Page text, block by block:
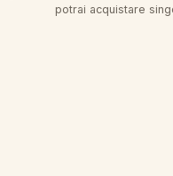
potrai acquistare